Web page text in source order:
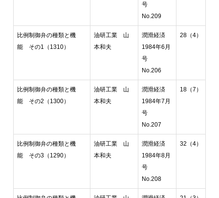
号
No.209
比例制御弁の種類と機
能 その1（1310）
油研工業 山
本和夫
潤滑経済
1984年6月
号
No.206
28（4）
比例制御弁の種類と機
能 その2（1300）
油研工業 山
本和夫
潤滑経済
1984年7月
号
No.207
18（7）
比例制御弁の種類と機
能 その3（1290）
油研工業 山
本和夫
潤滑経済
1984年8月
号
No.208
32（4）